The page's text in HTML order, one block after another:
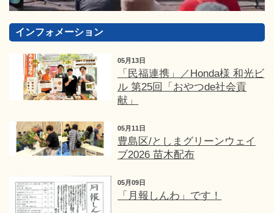
インフォメーション
05月13日
「民福連携」／Honda様 和光ビ
ル 第25回「おやつde社会貢
献」
05月11日
豊島区/としまグリーンウェイ
ブ2026 苗木配布
05月09日
「月報しんわ」です！